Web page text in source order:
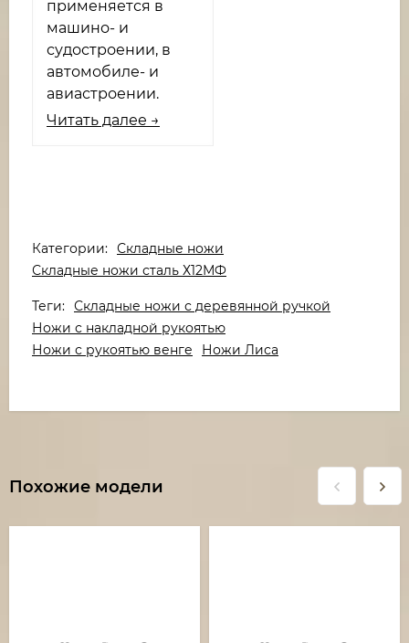
применяется в
машино- и
судостроении, в
автомобиле- и
авиастроении.
Читать далее →
Категории: Складные ножи
Складные ножи сталь Х12МФ
Теги: Складные ножи с деревянной ручкой
Ножи с накладной рукоятью
Ножи с рукоятью венге
Ножи Лиса
Похожие модели